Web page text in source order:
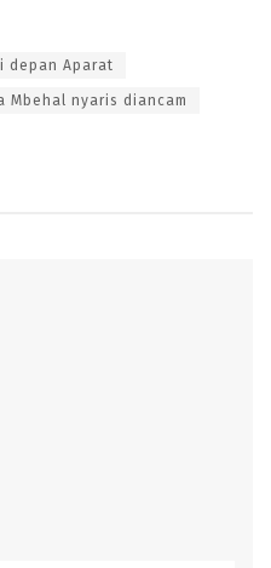
depan Aparat
Mbehal nyaris diancam